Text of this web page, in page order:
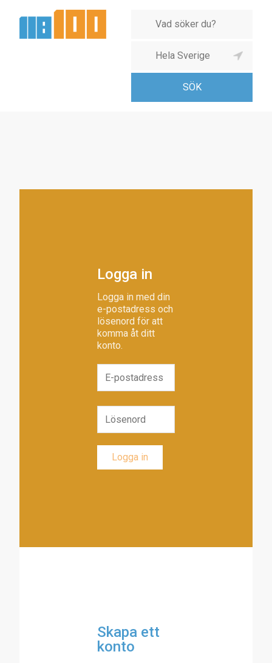
Logga in
Logga in med din
e-postadress och
lösenord för att
komma åt ditt
konto.
Skapa ett
konto